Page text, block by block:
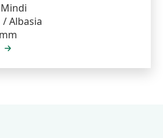
/ Albasia